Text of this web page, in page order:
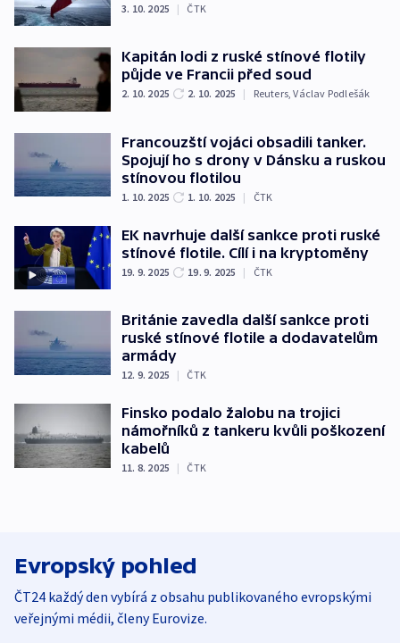
3. 10. 2025 | ČTK
Kapitán lodi z ruské stínové flotily
půjde ve Francii před soud
2. 10. 2025 2. 10. 2025 | Reuters,Václav Podlešák
Francouzští vojáci obsadili tanker.
Spojují ho s drony v Dánsku a ruskou
stínovou flotilou
1. 10. 2025 1. 10. 2025 | ČTK
EK navrhuje další sankce proti ruské
stínové flotile. Cílí i na kryptoměny
19. 9. 2025 19. 9. 2025 | ČTK
Británie zavedla další sankce proti
ruské stínové flotile a dodavatelům
armády
12. 9. 2025 | ČTK
Finsko podalo žalobu na trojici
námořníků z tankeru kvůli poškození
kabelů
11. 8. 2025 | ČTK
Evropský pohled
ČT24 každý den vybírá z obsahu publikovaného evropskými
veřejnými médii, členy Eurovize.